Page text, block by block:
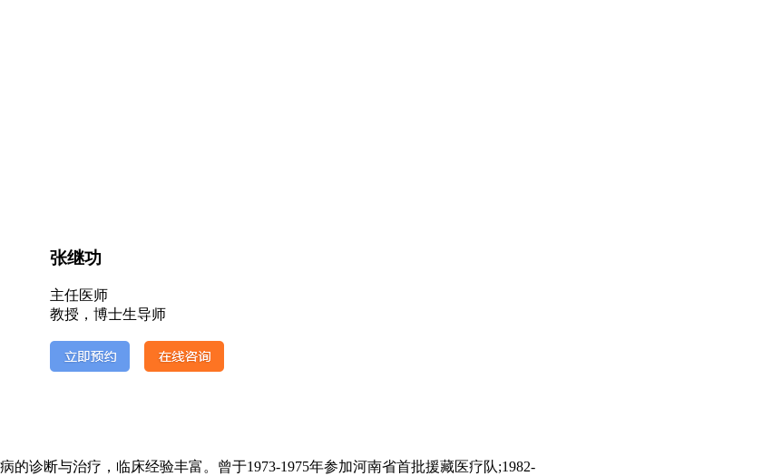
张继功
主任医师
教授，博士生导师
断与治疗，临床经验丰富。曾于1973-1975年参加河南省首批援藏医疗队;1982-